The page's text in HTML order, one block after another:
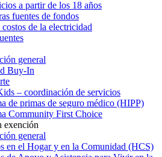
a partir de los 18 años
fuentes de fondos
de la electricidad
general
Buy-In
– coordinación de servicios
de primas de seguro médico (HIPP)
Community First Choice
exención
general
en el Hogar y en la Comunidad (HCS)